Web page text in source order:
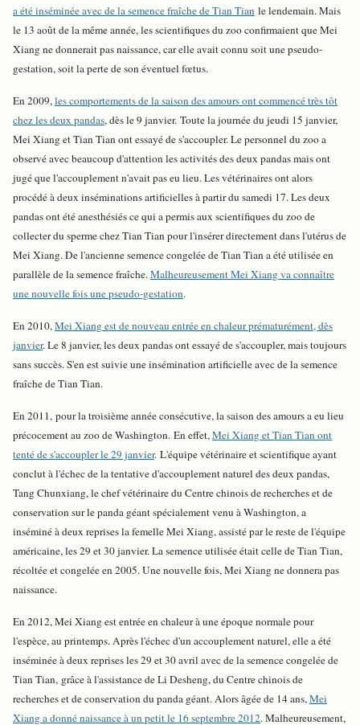
a été inséminée avec de la semence fraîche de Tian Tian le lendemain. Mais
le 13 août de la même année, les scientifiques du zoo confirmaient que Mei
Xiang ne donnerait pas naissance, car elle avait connu soit une pseudo-
gestation, soit la perte de son éventuel fœtus.
En 2009,les comportements de la saison des amours ont commencé très tôt
chez les deux pandas, dès le 9 janvier. Toute la journée du jeudi 15 janvier,
Mei Xiang et Tian Tian ont essayé de s'accoupler. Le personnel du zoo a
observé avec beaucoup d'attention les activités des deux pandas mais ont
jugé que l'accouplement n'avait pas eu lieu. Les vétérinaires ont alors
procédé à deux inséminations artificielles à partir du samedi 17. Les deux
pandas ont été anesthésiés ce qui a permis aux scientifiques du zoo de
collecter du sperme chez Tian Tian pour l'insérer directement dans l'utérus de
Mei Xiang. De l'ancienne semence congelée de Tian Tian a été utilisée en
parallèle de la semence fraîche.Malheureusement Mei Xiang va connaître
une nouvelle fois une pseudo-gestation.
En 2010,Mei Xiang est de nouveau entrée en chaleur prématurément, dès
janvier. Le 8 janvier, les deux pandas ont essayé de s'accoupler, mais toujours
sans succès. S'en est suivie une insémination artificielle avec de la semence
fraîche de Tian Tian.
En 2011, pour la troisième année consécutive, la saison des amours a eu lieu
précocement au zoo de Washington. En effet,Mei Xiang et Tian Tian ont
tenté de s'accoupler le 29 janvier. L'équipe vétérinaire et scientifique ayant
conclut à l'échec de la tentative d'accouplement naturel des deux pandas,
Tang Chunxiang, le chef vétérinaire du Centre chinois de recherches et de
conservation sur le panda géant spécialement venu à Washington, a
inséminé à deux reprises la femelle Mei Xiang, assisté par le reste de l'équipe
américaine, les 29 et 30 janvier. La semence utilisée était celle de Tian Tian,
récoltée et congelée en 2005. Une nouvelle fois, Mei Xiang ne donnera pas
naissance.
En 2012, Mei Xiang est entrée en chaleur à une époque normale pour
l'espèce, au printemps. Après l'échec d'un accouplement naturel, elle a été
inséminée à deux reprises les 29 et 30 avril avec de la semence congelée de
Tian Tian, grâce à l'assistance de Li Desheng, du Centre chinois de
recherches et de conservation du panda géant. Alors âgée de 14 ans,Mei
Xiang a donné naissance à un petit le 16 septembre 2012. Malheureusement,